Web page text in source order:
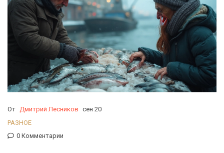
От Дмитрий Лесников сен 20
РАЗНОЕ
0 Комментарии